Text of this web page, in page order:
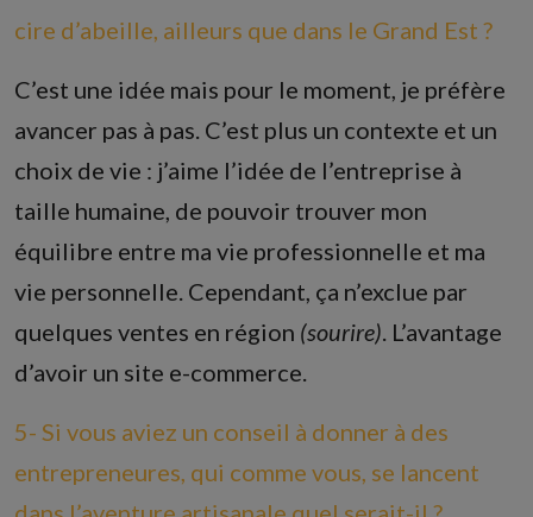
cire d’abeille, ailleurs que dans le Grand Est ?
C’est une idée mais pour le moment, je préfère
avancer pas à pas. C’est plus un contexte et un
choix de vie : j’aime l’idée de l’entreprise à
taille humaine, de pouvoir trouver mon
équilibre entre ma vie professionnelle et ma
vie personnelle. Cependant, ça n’exclue par
quelques ventes en région (sourire) . L’avantage
d’avoir un site e-commerce.
5- Si vous aviez un conseil à donner à des
entrepreneures, qui comme vous, se lancent